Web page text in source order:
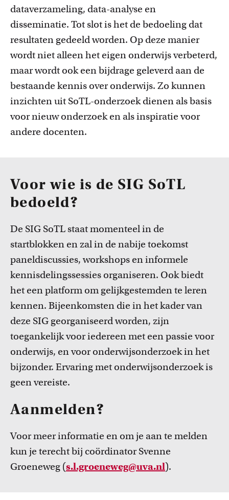
dataverzameling, data-analyse en
disseminatie. Tot slot is het de bedoeling dat
resultaten gedeeld worden. Op deze manier
wordt niet alleen het eigen onderwijs verbeterd,
maar wordt ook een bijdrage geleverd aan de
bestaande kennis over onderwijs. Zo kunnen
inzichten uit SoTL-onderzoek dienen als basis
voor nieuw onderzoek en als inspiratie voor
andere docenten.
Voor wie is de SIG SoTL
bedoeld?
De SIG SoTL staat momenteel in de
startblokken en zal in de nabije toekomst
paneldiscussies, workshops en informele
kennisdelingssessies organiseren. Ook biedt
het een platform om gelijkgestemden te leren
kennen. Bijeenkomsten die in het kader van
deze SIG georganiseerd worden, zijn
toegankelijk voor iedereen met een passie voor
onderwijs, en voor onderwijsonderzoek in het
bijzonder. Ervaring met onderwijsonderzoek is
geen vereiste.
Aanmelden?
Voor meer informatie en om je aan te melden
kun je terecht bij coördinator Svenne
Groeneweg (s.l.groeneweg@uva.nl).